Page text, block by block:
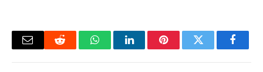
فيسبوكتويتر بينتيريستلينكدإن واتسابرديت
البريد